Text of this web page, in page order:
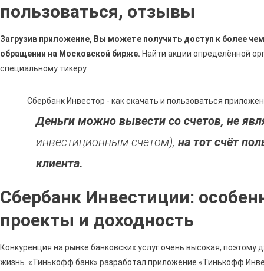
пользоваться, отзывы
Загрузив приложение, Вы можете получить доступ к более
обращении на Московской бирже. Найти акции определённой
специальному тикеру.
Сбербанк Инвестор - как скачать и пользоваться
Деньги можно вывести со счетов, не
инвестиционным счётом), на тот счёт
клиента.
Сбербанк Инвестиции:
проекты и доходность
Конкуренция на рынке банковских услуг очень высокая,
жизнь. «Тинькофф банк» разработал приложение «Тинькофф